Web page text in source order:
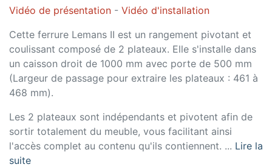
Vidéo de présentation - Vidéo d'installation
Cette ferrure Lemans II est un rangement pivotant et
coulissant composé de 2 plateaux. Elle s'installe dans
un caisson droit de 1000 mm avec porte de 500 mm
(Largeur de passage pour extraire les plateaux : 461 à
468 mm).
Les 2 plateaux sont indépendants et pivotent afin de
sortir totalement du meuble, vous facilitant ainsi
l'accès complet au contenu qu'ils contiennent. ... Lire la
suite